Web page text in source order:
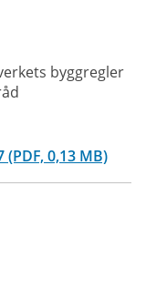
byggregler
(PDF, 0,13 MB)